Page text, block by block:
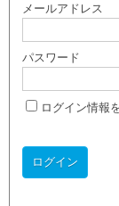
メールアドレス
パスワード
ログイン情報